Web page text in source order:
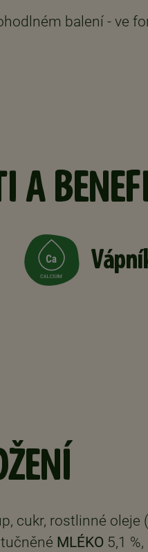
balení - ve
A
cukr, rostlinné
MLÉKO 5,1